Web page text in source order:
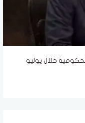
خلال يوليو